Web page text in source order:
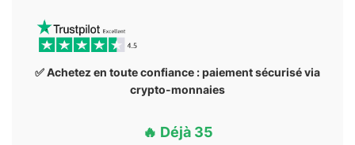
✅ Achetez en toute confiance : paiement sécurisé via
crypto-monnaies
🔥 Déjà 35